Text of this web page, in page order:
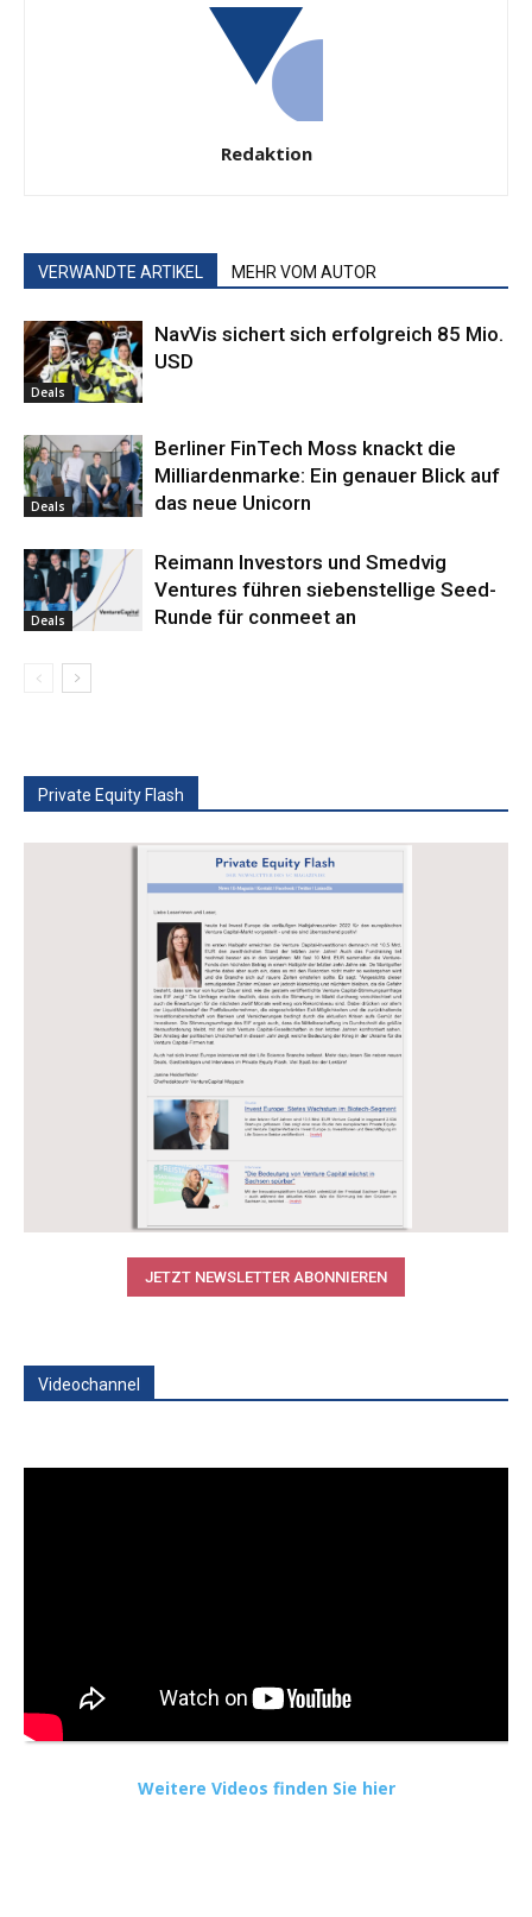
Redaktion
VERWANDTE ARTIKEL MEHR VOM AUTOR
Deals
NavVis sichert sich erfolgreich 85 Mio.
USD
Deals
Berliner FinTech Moss knackt die
Milliardenmarke: Ein genauer Blick auf
das neue Unicorn
Deals
Reimann Investors und Smedvig
Ventures führen siebenstellige Seed-
Runde für conmeet an
Private Equity Flash
JETZT NEWSLETTER ABONNIEREN
Videochannel
Weitere Videos finden Sie hier